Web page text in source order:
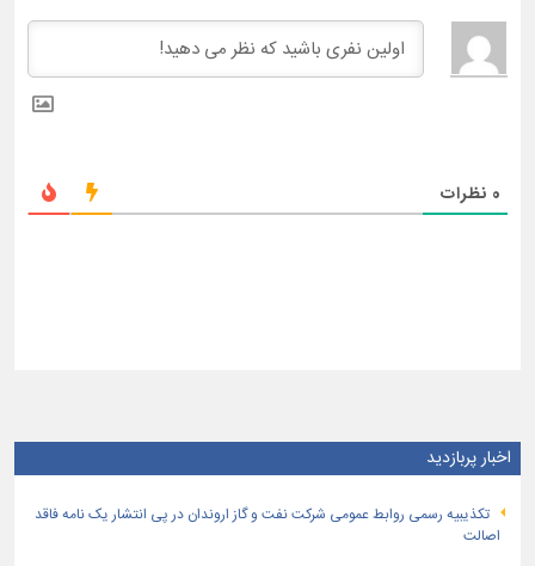
0 نظرات
اخبار پربازدید
تكذیبیه رسمی روابط عمومی شركت نفت و گاز اروندان در پی انتشار یک نامه فاقد
اصالت